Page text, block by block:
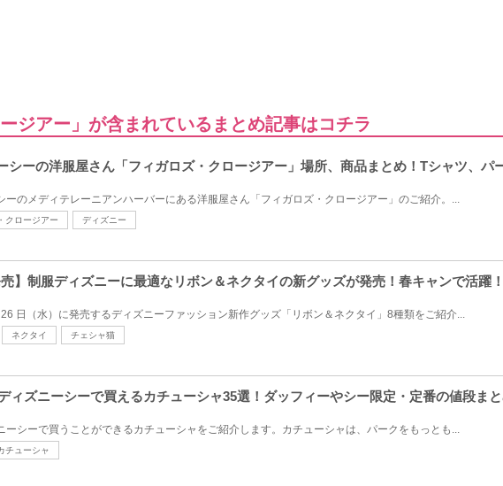
ジアー」が含まれているまとめ記事はコチラ
シーの洋服屋さん「フィガロズ・クロージアー」場所、商品まとめ！Tシャツ、パ
ーのメディテレーニアンハーバーにある洋服屋さん「フィガロズ・クロージアー」のご紹介。...
クロージアー ディズニー
売】制服ディズニーに最適なリボン＆ネクタイの新グッズが発売！春キャンで活躍！
日（水）に発売するディズニーファッション新作グッズ「リボン＆ネクタイ」8種類をご紹介...
ネクタイ チェシャ猫
ディズニーシーで買えるカチューシャ35選！ダッフィーやシー限定・定番の値段まと
ーシーで買うことができるカチューシャをご紹介します。カチューシャは、パークをもっとも...
チューシャ